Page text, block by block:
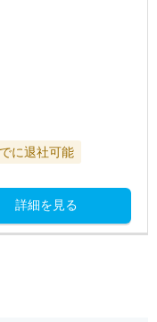
に退社可能
詳細を見る